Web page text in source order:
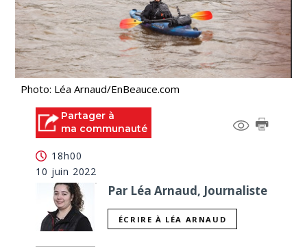
Photo: Léa Arnaud/EnBeauce.com
Partager à
ma communauté
18h00
10 juin 2022
Par Léa Arnaud, Journaliste
ÉCRIRE À LÉA ARNAUD